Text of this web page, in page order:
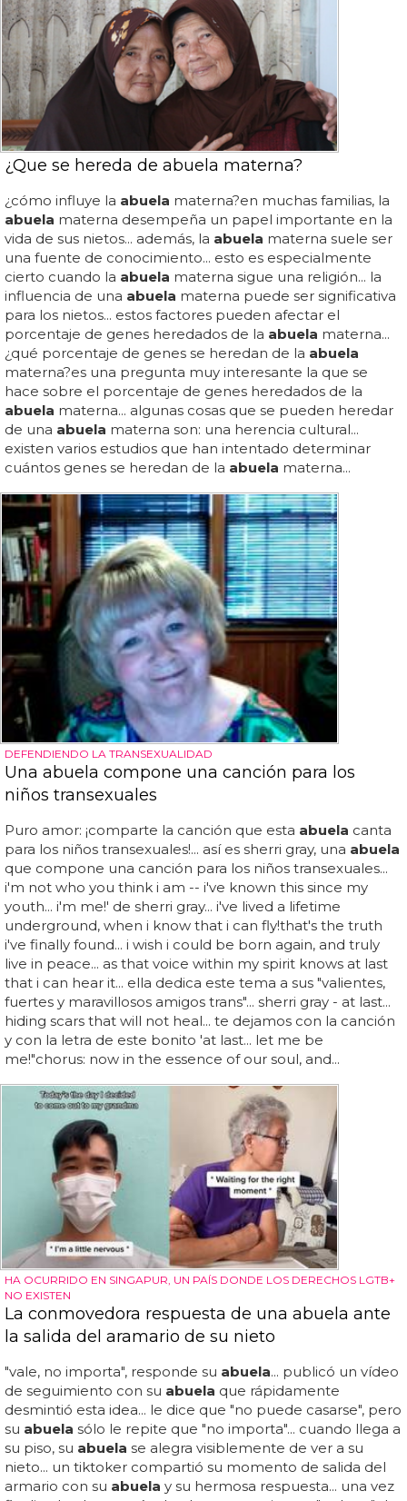
¿Que se hereda de abuela materna?
¿cómo influye la abuela materna?en muchas familias, la
abuela materna desempeña un papel importante en la
vida de sus nietos... además, la abuela materna suele ser
una fuente de conocimiento... esto es especialmente
cierto cuando la abuela materna sigue una religión... la
influencia de una abuela materna puede ser significativa
para los nietos... estos factores pueden afectar el
porcentaje de genes heredados de la abuela materna...
¿qué porcentaje de genes se heredan de la abuela
materna?es una pregunta muy interesante la que se
hace sobre el porcentaje de genes heredados de la
abuela materna... algunas cosas que se pueden heredar
de una abuela materna son: una herencia cultural...
existen varios estudios que han intentado determinar
cuántos genes se heredan de la abuela materna...
DEFENDIENDO LA TRANSEXUALIDAD
Una abuela compone una canción para los
niños transexuales
Puro amor: ¡comparte la canción que esta abuela canta
para los niños transexuales!... así es sherri gray, una abuela
que compone una canción para los niños transexuales...
i'm not who you think i am -- i've known this since my
youth... i'm me!' de sherri gray... i've lived a lifetime
underground, when i know that i can fly!that's the truth
i've finally found... i wish i could be born again, and truly
live in peace... as that voice within my spirit knows at last
that i can hear it... ella dedica este tema a sus "valientes,
fuertes y maravillosos amigos trans"... sherri gray - at last...
hiding scars that will not heal... te dejamos con la canción
y con la letra de este bonito 'at last... let me be
me!"chorus: now in the essence of our soul, and...
HA OCURRIDO EN SINGAPUR, UN PAÍS DONDE LOS DERECHOS LGTB+
NO EXISTEN
La conmovedora respuesta de una abuela ante
la salida del aramario de su nieto
"vale, no importa", responde su abuela... publicó un vídeo
de seguimiento con su abuela que rápidamente
desmintió esta idea... le dice que "no puede casarse", pero
su abuela sólo le repite que "no importa"... cuando llega a
su piso, su abuela se alegra visiblemente de ver a su
nieto... un tiktoker compartió su momento de salida del
armario con su abuela y su hermosa respuesta... una vez